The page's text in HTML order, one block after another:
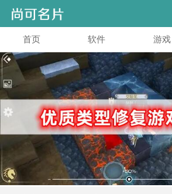
首页 软件 游戏